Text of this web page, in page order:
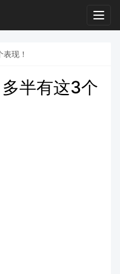
现！
半有这3个